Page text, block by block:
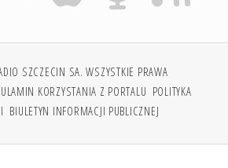
SZCZECIN SA. WSZYSTKIE PRAWA
KORZYSTANIA Z PORTALU POLITYKA
BIULETYN INFORMACJI PUBLICZNEJ